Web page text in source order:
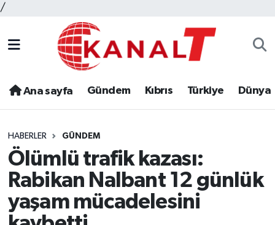
/
Ana sayfa Gündem Kıbrıs Türkiye Dünya
HABERLER GÜNDEM
Ölümlü trafik kazası:
Rabikan Nalbant 12 günlük
yaşam mücadelesini